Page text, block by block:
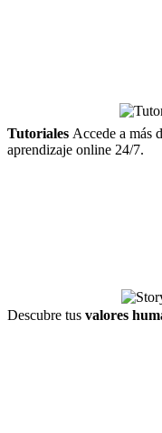
Tutoriales Accede a más
aprendizaje online 24/7.
Descubre tus valores